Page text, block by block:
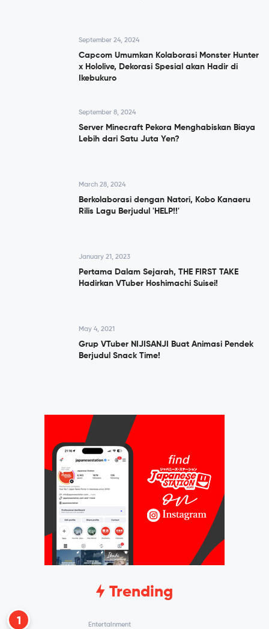
September 24, 2024
Capcom Umumkan Kolaborasi Monster Hunter
x Hololive, Dekorasi Spesial akan Hadir di
Ikebukuro
September 8, 2024
Server Minecraft Pekora Menghabiskan Biaya
Lebih dari Satu Juta Yen?
March 28, 2024
Berkolaborasi dengan Natori, Kobo Kanaeru
Rilis Lagu Berjudul 'HELP!!'
January 21, 2023
Pertama Dalam Sejarah, THE FIRST TAKE
Hadirkan VTuber Hoshimachi Suisei!
May 4, 2021
Grup VTuber NIJISANJI Buat Animasi Pendek
Berjudul Snack Time!
Trending
1 Entertainment